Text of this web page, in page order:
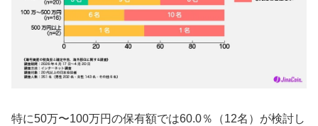
特に50万〜100万円の保有額では60.0％（12名）が検討し